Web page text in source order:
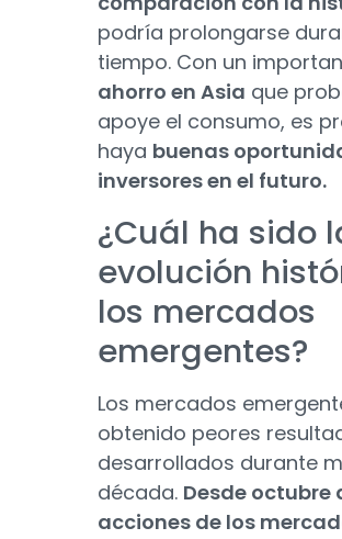
podría prolongarse
tiempo. Con un
ahorro en Asia que
apoye el consumo, es
haya buenas
inversores en el futuro.
¿Cuál ha sido
evolución
los mercados
emergentes?
Los mercados
obtenido peores
desarrollados durante
década. Desde octubre
acciones de los